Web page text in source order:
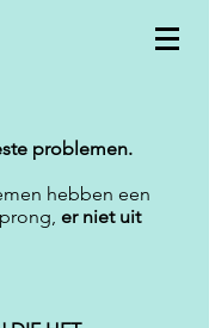
problemen.
hebben een
er niet uit